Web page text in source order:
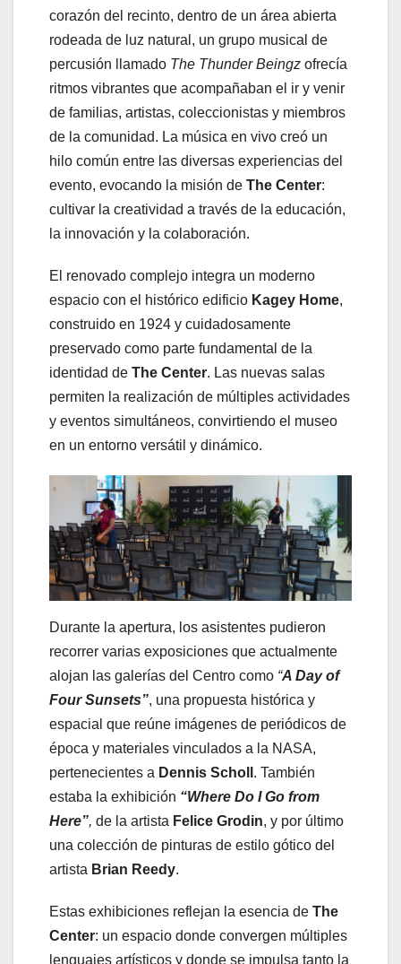
corazón del recinto, dentro de un área abierta
rodeada de luz natural, un grupo musical de
percusión llamado The Thunder Beingz ofrecía
ritmos vibrantes que acompañaban el ir y venir
de familias, artistas, coleccionistas y miembros
de la comunidad. La música en vivo creó un
hilo común entre las diversas experiencias del
evento, evocando la misión de The Center:
cultivar la creatividad a través de la educación,
la innovación y la colaboración.
El renovado complejo integra un moderno
espacio con el histórico edificio Kagey Home,
construido en 1924 y cuidadosamente
preservado como parte fundamental de la
identidad de The Center. Las nuevas salas
permiten la realización de múltiples actividades
y eventos simultáneos, convirtiendo el museo
en un entorno versátil y dinámico.
Durante la apertura, los asistentes pudieron
recorrer varias exposiciones que actualmente
alojan las galerías del Centro como “A Day of
Four Sunsets”, una propuesta histórica y
espacial que reúne imágenes de periódicos de
época y materiales vinculados a la NASA,
pertenecientes a Dennis Scholl . También
estaba la exhibición “Where Do I Go from
Here”, de la artista Felice Grodin, y por último
una colección de pinturas de estilo gótico del
artista Brian Reedy.
Estas exhibiciones reflejan la esencia de The
Center: un espacio donde convergen múltiples
lenguajes artísticos y donde se impulsa tanto la